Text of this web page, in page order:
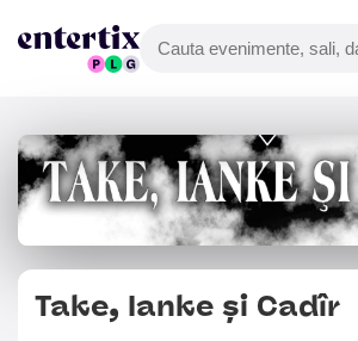
Take, Ianke și Cadîr